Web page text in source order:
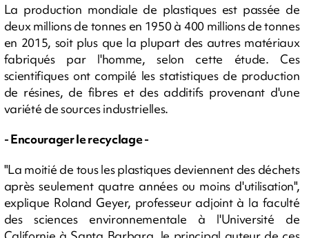
La production mondiale de plastiques est passée de
deux millions de tonnes en 1950 à 400 millions de tonnes
en 2015, soit plus que la plupart des autres matériaux
fabriqués par l'homme, selon cette étude. Ces
scientifiques ont compilé les statistiques de production
de résines, de fibres et des additifs provenant d'une
variété de sources industrielles.
- Encourager le recyclage -
"La moitié de tous les plastiques deviennent des déchets
après seulement quatre années ou moins d'utilisation",
explique Roland Geyer, professeur adjoint à la faculté
des sciences environnementale à l'Université de